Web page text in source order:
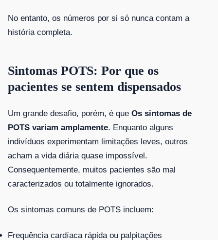
No entanto, os números por si só nunca contam a
história completa.
Sintomas POTS: Por que os
pacientes se sentem dispensados
Um grande desafio, porém, é que Os sintomas de
POTS variam amplamente. Enquanto alguns
indivíduos experimentam limitações leves, outros
acham a vida diária quase impossível.
Consequentemente, muitos pacientes são mal
caracterizados ou totalmente ignorados.
Os sintomas comuns de POTS incluem:
Frequência cardíaca rápida ou palpitações